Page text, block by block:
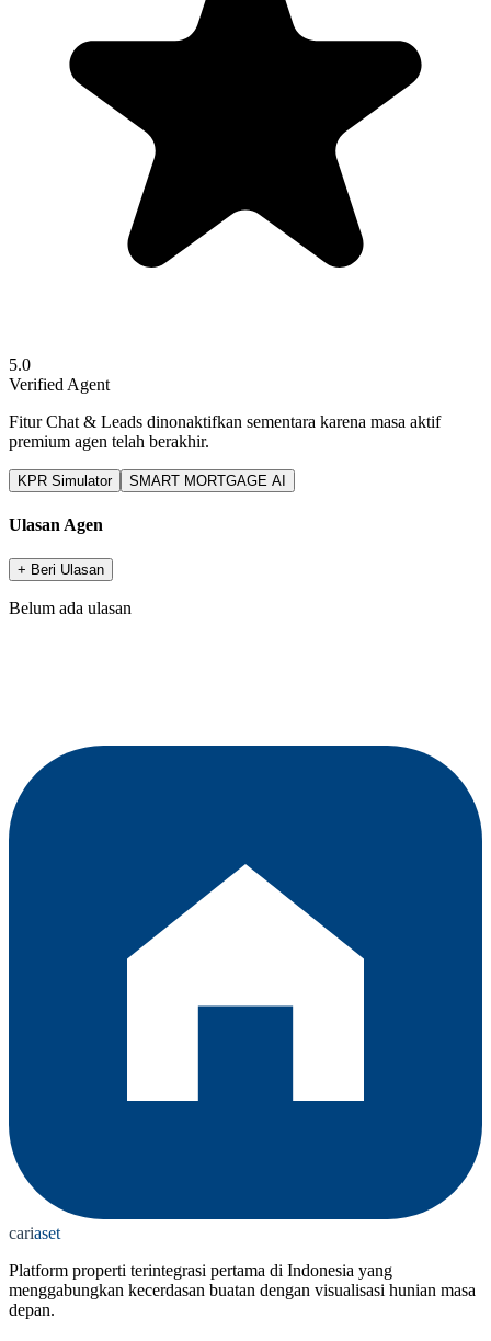
5.0
Verified Agent
Fitur Chat & Leads dinonaktifkan sementara karena masa aktif
premium agen telah berakhir.
KPR Simulator SMART MORTGAGE AI
Ulasan Agen
+ Beri Ulasan
Belum ada ulasan
cariaset
Platform properti terintegrasi pertama di Indonesia yang
menggabungkan kecerdasan buatan dengan visualisasi hunian masa
depan.